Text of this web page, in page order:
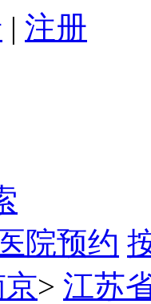
| 注册
院预约
> 江苏